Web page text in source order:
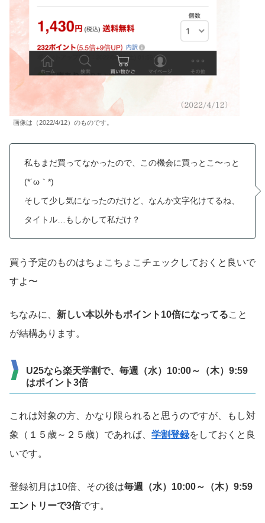
画像は（2022/4/12）のものです。
私もまだ買ってなかったので、この機会に買っとこ〜っと
(*´ω｀*)
そして少し気になったのだけど、なんか文字化けてるね、
タイトル…もしかして私だけ？
買う予定のものはちょこちょこチェックしておくと良いで
すよ〜
ちなみに、 新しい本以外もポイント10倍になってること
が結構あります。
U25なら楽天学割で、毎週（水）10:00～（木）9:59
はポイント3倍
これは対象の方、かなり限られると思うのですが、もし対
象（１５歳～２５歳）であれば、 学割登録をしておくと良
いです。
登録初月は10倍、その後は毎週（水）10:00～（木）9:59
エントリーで3倍です。